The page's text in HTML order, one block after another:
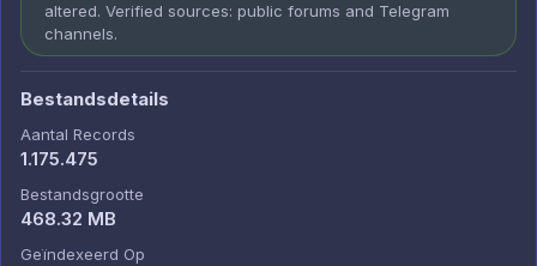
altered. Verified sources: public forums and Telegram
channels.
Bestandsdetails
Aantal Records
1.175.475
Bestandsgrootte
468.32 MB
Geïndexeerd Op